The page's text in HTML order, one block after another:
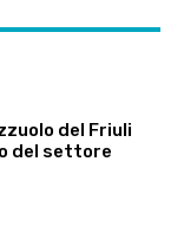
del Friuli
del settore